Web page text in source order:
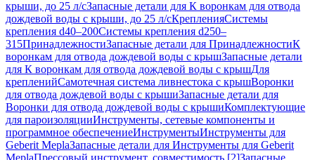
крыши, до 25 л/сЗапасные детали для К воронкам для отвода
дождевой воды с крыши, до 25 л/сКрепленияСистемы
крепления d40–200Системы крепления d250–
315ПринадлежностиЗапасные детали для ПринадлежностиК
воронкам для отвода дождевой воды с крышЗапасные детали
для К воронкам для отвода дождевой воды с крышДля
крепленийСамотечная система ливнестока с крышВоронки
для отвода дождевой воды с крышиЗапасные детали для
Воронки для отвода дождевой воды с крышиКомплектующие
для пароизоляцииИнструменты, сетевые компоненты и
программное обеспечениеИнструментыИнструменты для
Geberit MeplaЗапасные детали для Инструменты для Geberit
MeplaПрессовый инструмент, совместимость [2]Запасные